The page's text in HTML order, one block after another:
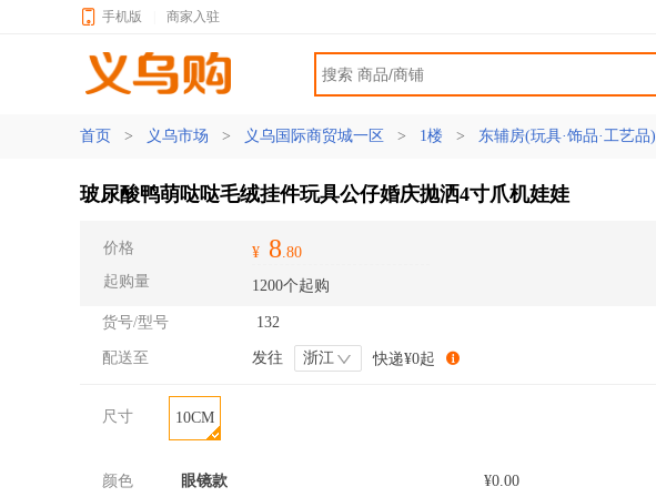
手机版 商家入驻
首页 > 义乌市场 > 义乌国际商贸城一区 > 1楼 > 东辅房(玩具·饰品·工艺品)
玻尿酸鸭萌哒哒毛绒挂件玩具公仔婚庆抛洒4寸爪机娃娃
价格
起购量
¥ 8.80
1200个起购
货号/型号 132
配送至 发往 浙江 快递¥0起
尺寸 10CM
颜色 眼镜款 ¥0.00